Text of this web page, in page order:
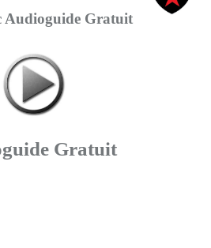
Audioguide Gratuit
Gratuit